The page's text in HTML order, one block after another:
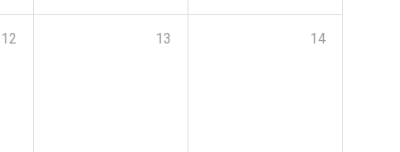
12 13 14